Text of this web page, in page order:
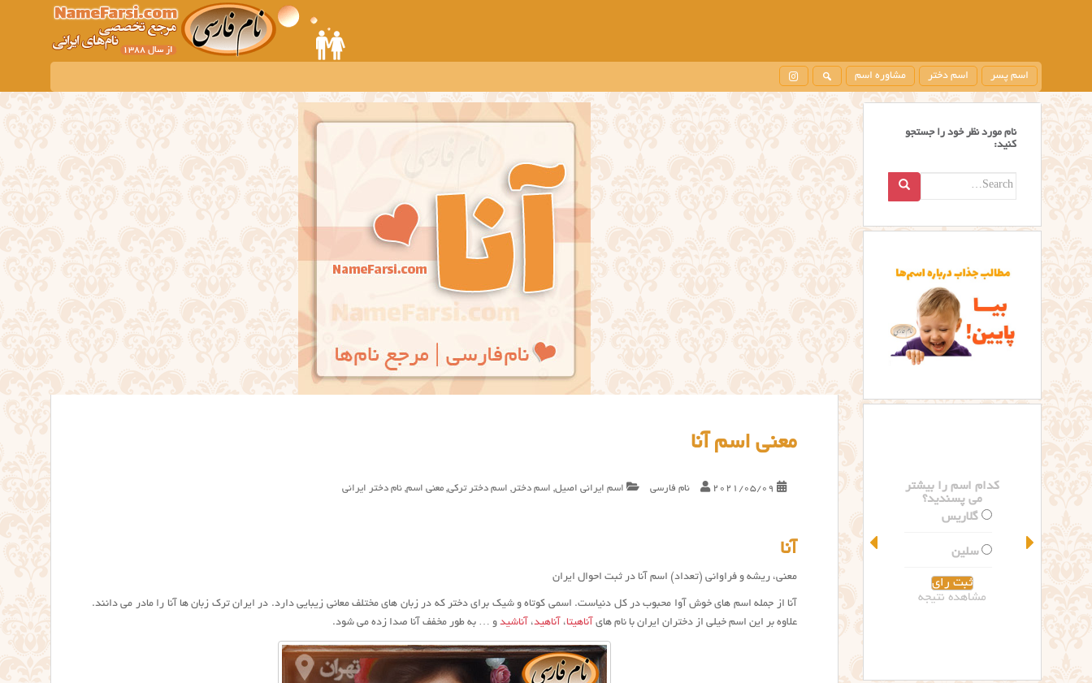
m
i
n
t
e
n
اسم پسر اسم دختر مشاوره اسم
معنی اسم آنا
2021/05/09 نام فارسی اسم ایرانی اصیل, اسم دختر , اسم دختر ترکی, معنی اسم, نام دختر ایرانی
آنا
معنی، ریشه و فراوانی (تعداد) اسم آنا در ثبت احوال ایران
آنا از جمله اسم های خوش آوا محبوب در کل دنیاست. اسمی کوتاه و شیک برای دختر که در زبان های مختلف معانی زیبایی دارد. در ایران ترک زبان ها آنا را مادر می دانند.
علاوه بر این اسم خیلی از دختران ایران با نام های آناهیتا، آناهید، آناشید و … به طور مخفف آنا صدا زده می شود.
نام مورد نظر خود را جستجو
کنید:
Search
کدام اسم را بیشتر
می پسندید؟
گلاریس
سلین
مشاهده نتیجه